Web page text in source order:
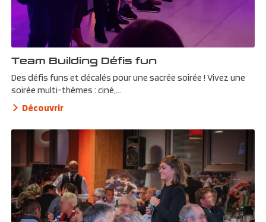
Team Building Défis fun
Des défis funs et décalés pour une sacrée soirée ! Vivez une
soirée multi-thèmes : ciné,...
Découvrir